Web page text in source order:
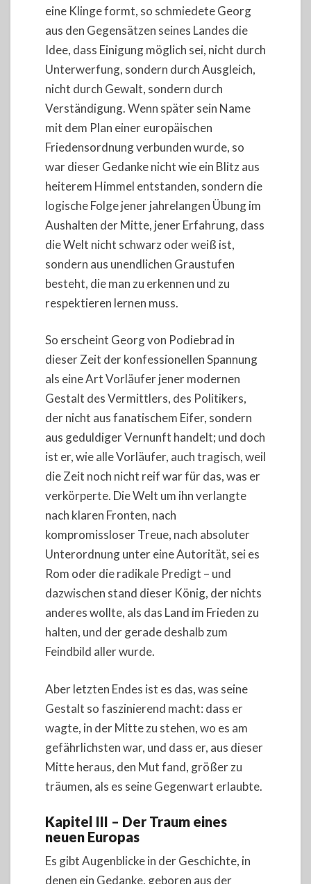
eine Klinge formt, so schmiedete Georg
aus den Gegensätzen seines Landes die
Idee, dass Einigung möglich sei, nicht durch
Unterwerfung, sondern durch Ausgleich,
nicht durch Gewalt, sondern durch
Verständigung. Wenn später sein Name
mit dem Plan einer europäischen
Friedensordnung verbunden wurde, so
war dieser Gedanke nicht wie ein Blitz aus
heiterem Himmel entstanden, sondern die
logische Folge jener jahrelangen Übung im
Aushalten der Mitte, jener Erfahrung, dass
die Welt nicht schwarz oder weiß ist,
sondern aus unendlichen Graustufen
besteht, die man zu erkennen und zu
respektieren lernen muss.
So erscheint Georg von Podiebrad in
dieser Zeit der konfessionellen Spannung
als eine Art Vorläufer jener modernen
Gestalt des Vermittlers, des Politikers,
der nicht aus fanatischem Eifer, sondern
aus geduldiger Vernunft handelt; und doch
ist er, wie alle Vorläufer, auch tragisch, weil
die Zeit noch nicht reif war für das, was er
verkörperte. Die Welt um ihn verlangte
nach klaren Fronten, nach
kompromissloser Treue, nach absoluter
Unterordnung unter eine Autorität, sei es
Rom oder die radikale Predigt – und
dazwischen stand dieser König, der nichts
anderes wollte, als das Land im Frieden zu
halten, und der gerade deshalb zum
Feindbild aller wurde.
Aber letzten Endes ist es das, was seine
Gestalt so faszinierend macht: dass er
wagte, in der Mitte zu stehen, wo es am
gefährlichsten war, und dass er, aus dieser
Mitte heraus, den Mut fand, größer zu
träumen, als es seine Gegenwart erlaubte.
Kapitel III – Der Traum eines
neuen Europas
Es gibt Augenblicke in der Geschichte, in
denen ein Gedanke, geboren aus der